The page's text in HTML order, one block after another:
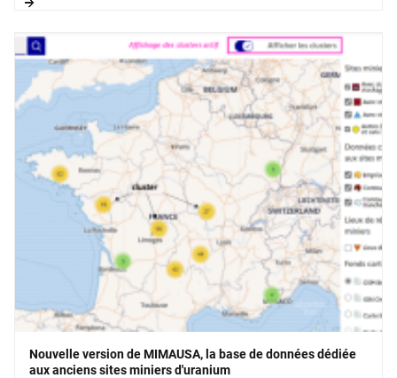
Nouvelle version de MIMAUSA, la base de données dédiée
aux anciens sites miniers d'uranium